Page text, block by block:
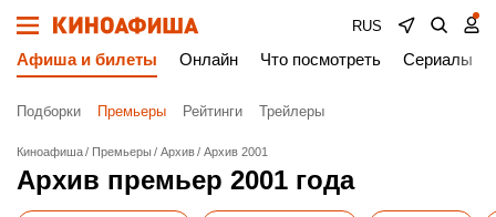
RUS
Афиша и билеты Онлайн Что посмотреть Сериалы
Подборки Премьеры Рейтинги Трейлеры
Киноафиша Премьеры Архив Архив 2001
Архив премьер 2001 года